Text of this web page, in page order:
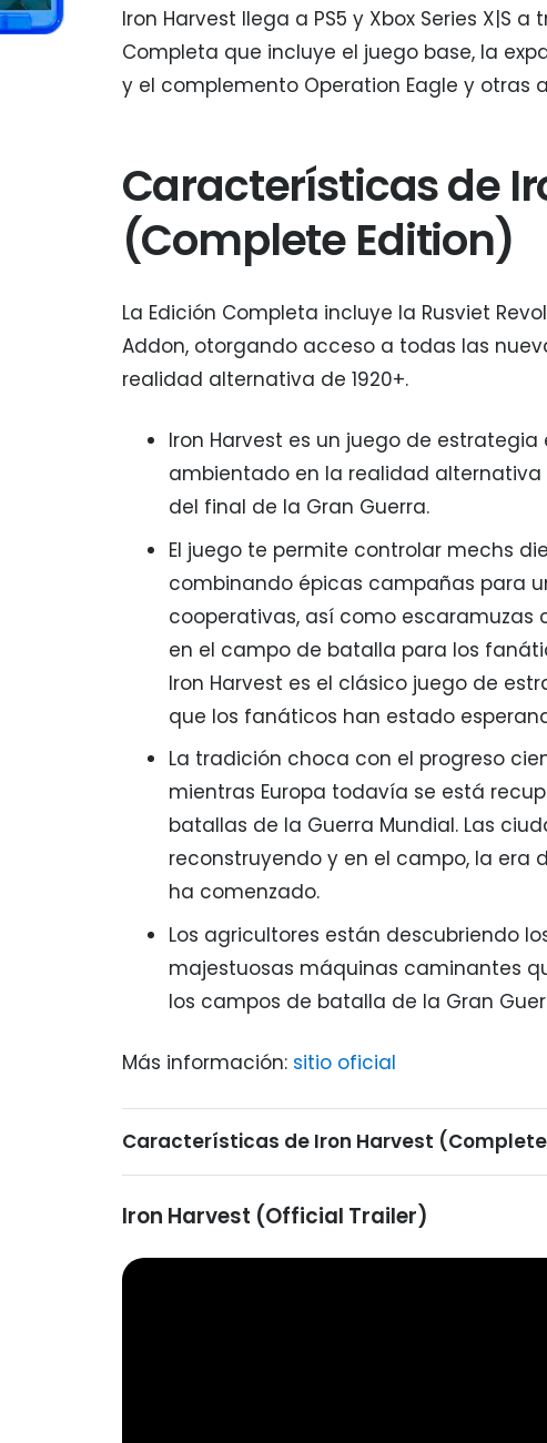
Iron Harvest llega a PS5 y Xbox Series X|S
Completa que incluye el juego base, la
y el complemento Operation Eagle y otras
Características de
(Complete Edition)
La Edición Completa incluye la Rusviet
Addon, otorgando acceso a todas las
realidad alternativa de 1920+.
Iron Harvest es un juego de estrategia
ambientado en la realidad alternativa
del final de la Gran Guerra.
El juego te permite controlar mechs
combinando épicas campañas para
cooperativas, así como escaramuzas
en el campo de batalla para los
Iron Harvest es el clásico juego de
que los fanáticos han estado
La tradición choca con el progreso
mientras Europa todavía se está
batallas de la Guerra Mundial. Las
reconstruyendo y en el campo, la era
ha comenzado.
Los agricultores están descubriendo
majestuosas máquinas caminantes
los campos de batalla de la Gran
Más información: sitio oficial
Características de Iron Harvest
Iron Harvest (Official Trailer)